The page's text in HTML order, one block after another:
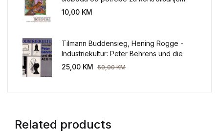
sveta
10,00 KM
Tilmann Buddensieg, Hening Rogge -
Industriekultur: Peter Behrens und die
AEG 1907-1914.
25,00 KM 50,00KM
Related products